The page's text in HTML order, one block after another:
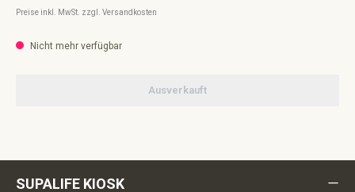
Preise inkl. MwSt. zzgl. Versandkosten
Nicht mehr verfügbar
Ausverkauft
SUPALIFE KIOSK